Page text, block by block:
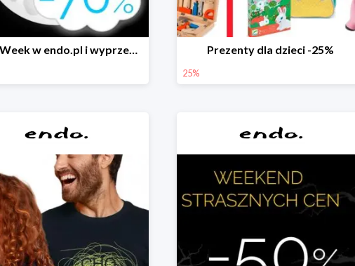
Black Week w endo.pl i wyprzedaże do -70& Prezenty dla dzieci -25%
25%